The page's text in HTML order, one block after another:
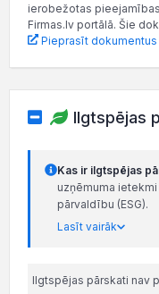
ierobežotas
Firmas.lv portālā. Šie
Pieprasīt
Ilgtspējas
Kas ir ilgtspējas
uzņēmuma
pārvaldību (ESG).
Lasīt vairāk
Ilgtspējas pārskati nav